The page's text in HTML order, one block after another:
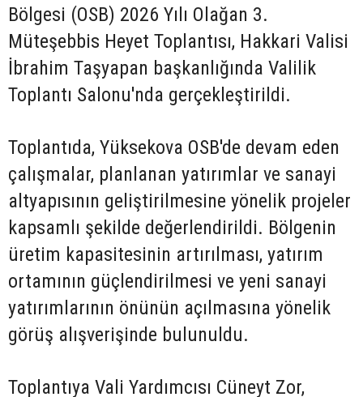
Bölgesi (OSB) 2026 Yılı Olağan 3.
Müteşebbis Heyet Toplantısı, Hakkari Valisi
İbrahim Taşyapan başkanlığında Valilik
Toplantı Salonu'nda gerçekleştirildi.
Toplantıda, Yüksekova OSB'de devam eden
çalışmalar, planlanan yatırımlar ve sanayi
altyapısının geliştirilmesine yönelik projeler
kapsamlı şekilde değerlendirildi. Bölgenin
üretim kapasitesinin artırılması, yatırım
ortamının güçlendirilmesi ve yeni sanayi
yatırımlarının önünün açılmasına yönelik
görüş alışverişinde bulunuldu.
Toplantıya Vali Yardımcısı Cüneyt Zor,